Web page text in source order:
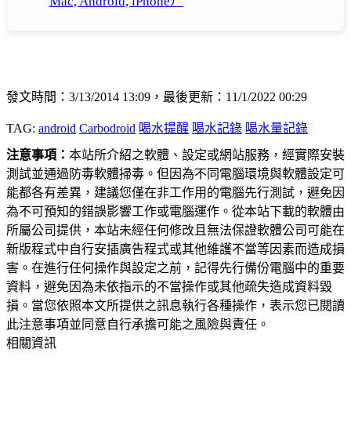
發文時間：3/13/2014 13:09，最後更新：11/1/2022 00:29
TAG: android Carbodroid 喝水提醒 喝水記錄 喝水量記錄
注意事項： 本站所介紹之軟體、設定或網站服務，經實際安裝
測試並通過防毒軟體掃毒。但因為不同電腦環境與軟體設定可
能都各有差異，建議您僅在非工作用的電腦先行測試，避免因
為不可預知的錯誤影響工作或電腦運作。從本站下載的軟體由
所屬公司提供，本站未經任何修改且無法保證軟體公司可能在
新版程式中自行安插廣告程式或其他維護不當等因素而造成損
害。在進行任何操作與設定之前，記得先行備份電腦中的重要
資料，避免因為未依指示的不當操作或其他疏失造成資料毀
損。當您依照本文所提供之訊息執行各種操作，表示您已閱讀
此注意事項並同意自行承擔可能之風險與責任。
相關資訊